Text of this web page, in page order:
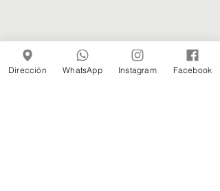
2024
Dirección WhatsApp Instagram Facebook